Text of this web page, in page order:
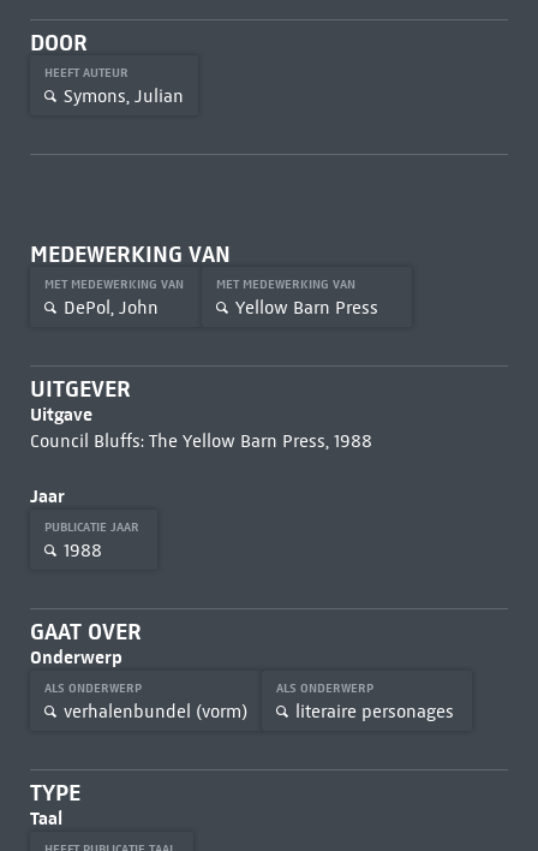
DOOR
HEEFT AUTEUR
Symons, Julian
MEDEWERKING VAN
MET MEDEWERKING VAN
DePol, John
MET MEDEWERKING VAN
Yellow Barn Press
UITGEVER
Uitgave
Council Bluffs: The Yellow Barn Press, 1988
Jaar
PUBLICATIE JAAR
1988
GAAT OVER
Onderwerp
ALS ONDERWERP
verhalenbundel (vorm)
ALS ONDERWERP
literaire personages
TYPE
Taal